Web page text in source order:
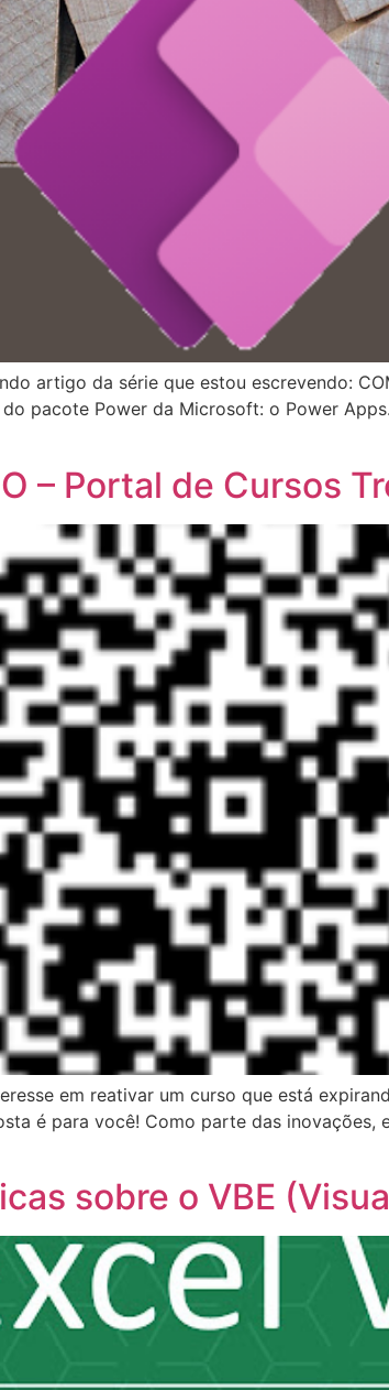
artigo da série que estou escrevendo:
pacote Power da Microsoft: o Power
– Portal de Cursos
em reativar um curso que está
é para você! Como parte das
sobre o VBE